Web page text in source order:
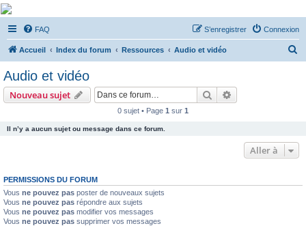
De Musicae Militari -
Forums
Forums de discussions
FAQ Connexion
S’enregistrer
Accueil Index du forum Ressources Audio et vidéo
Audio et vidéo
Nouveau sujet Rechercher
0 sujet • Page 1 sur 1
Il n’y a aucun sujet ou message dans ce forum.
Aller à
PERMISSIONS DU FORUM
Vous ne pouvez pas poster de nouveaux sujets
Vous ne pouvez pas répondre aux sujets
Vous ne pouvez pas modifier vos messages
Vous ne pouvez pas supprimer vos messages